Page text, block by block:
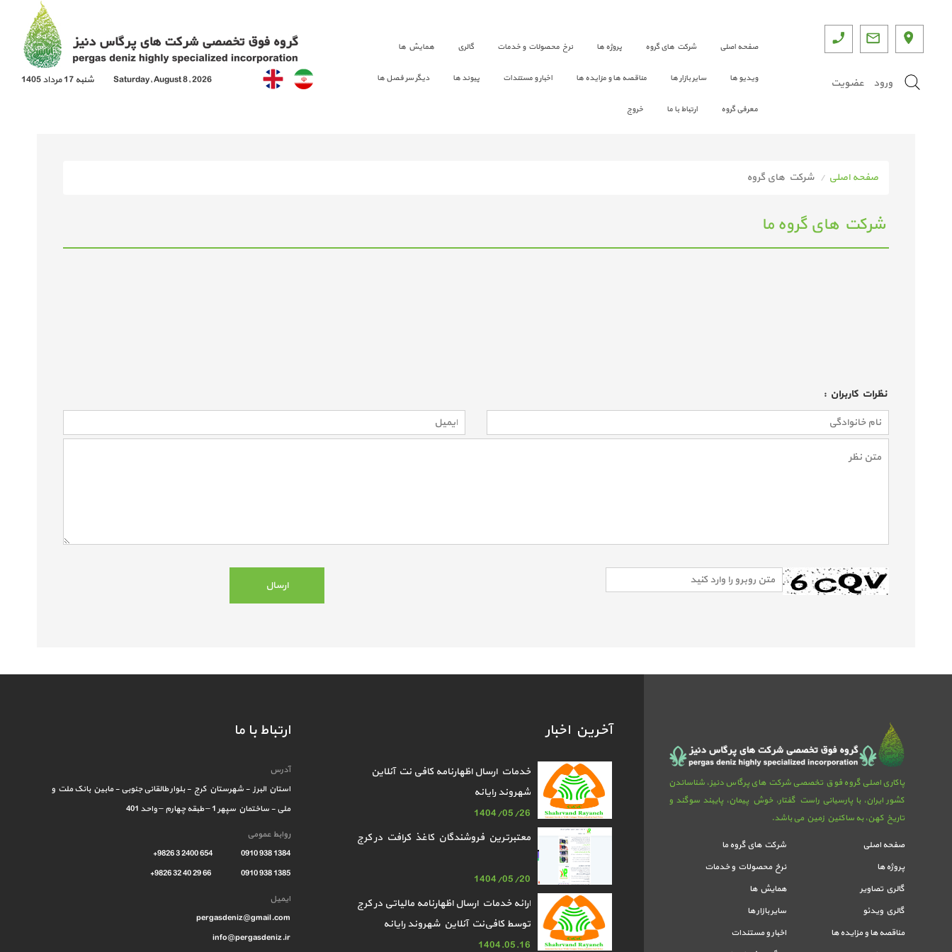
ورود عضویت
صفحه اصلی شرکت های گروه پروژه ها نرخ محصولات و خدمات گالری همایش ها
ویدیو ها سایر بازار ها مناقصه ها و مزایده ها اخبار و مستندات پیوند ها دیگر سر فصل ها
معرفی گروه ارتباط با ما خروج
شنبه 17 مرداد 1405 Saturday, August 8, 2026
صفحه اصلی شرکت های گروه
شرکت های گروه ما
نظرات كاربران :
ارتباط با ما
آدرس
استان البرز - شهرستان کرج - بلوار طالقانی جنوبی - مابین بانک ملت و
ملی - ساختمان سپهر 1 – طبقه چهارم – واحد 401
روابط عمومی
1384 938 0910 654 2400 3 9826+
1385 938 0910 66 29 40 32 9826+
ایمیل
pergasdeniz@gmail.com
info@pergasdeniz.ir
آخرین اخبار
خدمات ارسال اظهارنامه کافی نت آنلاین
شهروند رایانه
1404/05/26
معتبرترین فروشندگان کاغذ کرافت در کرج
1404/05/20
ارائه خدمات ارسال اظهارنامه مالیاتی در کرج
توسط کافی‌نت آنلاین شهروند رایانه
1404.05.16
پاکاری اصلی گروه فوق تخصصی شرکت های پرگاس دنیز، شناساندن
کشور ایران، با پارسیانی راست گفتار، خوش پیمان، پایبند سوگند و
تاریخ کهن، به ساکنین زمین می باشد.
صفحه اصلی
شرکت های گروه ما
پروژه ها
نرخ محصولات و خدمات
گالري تصاوير
همایش ها
گالري ويدئو
سایر بازار ها
مناقصه ها و مزایده ها
اخبار و مستندات